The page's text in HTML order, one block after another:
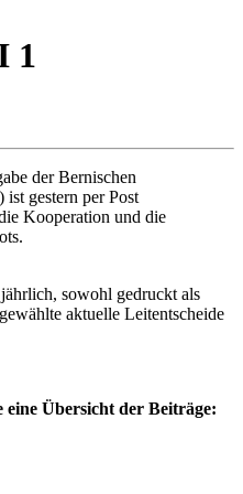
1
der Bernischen
gestern per Post
Kooperation und die
sowohl gedruckt als
aktuelle Leitentscheide
Übersicht der Beiträge: